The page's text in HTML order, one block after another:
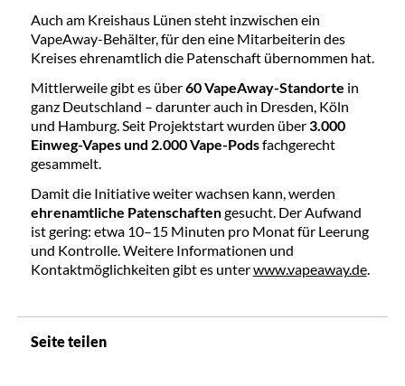
Auch am Kreishaus Lünen steht inzwischen ein
VapeAway-Behälter, für den eine Mitarbeiterin des
Kreises ehrenamtlich die Patenschaft übernommen hat.
Mittlerweile gibt es über60 VapeAway-Standorte in
ganz Deutschland – darunter auch in Dresden, Köln
und Hamburg. Seit Projektstart wurden über3.000
Einweg-Vapes und 2.000 Vape-Podsfachgerecht
gesammelt.
Damit die Initiative weiter wachsen kann, werden
ehrenamtliche Patenschaftengesucht. Der Aufwand
ist gering: etwa 10–15 Minuten pro Monat für Leerung
und Kontrolle. Weitere Informationen und
Kontaktmöglichkeiten gibt es unterwww.vapeaway.de.
Seite teilen